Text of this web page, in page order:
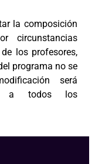
la composición
circunstancias
los profesores,
programa no se
será
a todos los